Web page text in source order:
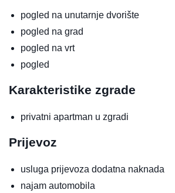
pogled na unutarnje dvorište
pogled na grad
pogled na vrt
pogled
Karakteristike zgrade
privatni apartman u zgradi
Prijevoz
usluga prijevoza dodatna naknada
najam automobila